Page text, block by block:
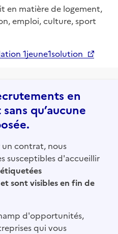
en matière de logement,
emploi, culture, sport
1jeune1solution
en
qu’aucune
un contrat, nous
susceptibles d'accueillir
et sont visibles en fin de
d'opportunités,
qui vous